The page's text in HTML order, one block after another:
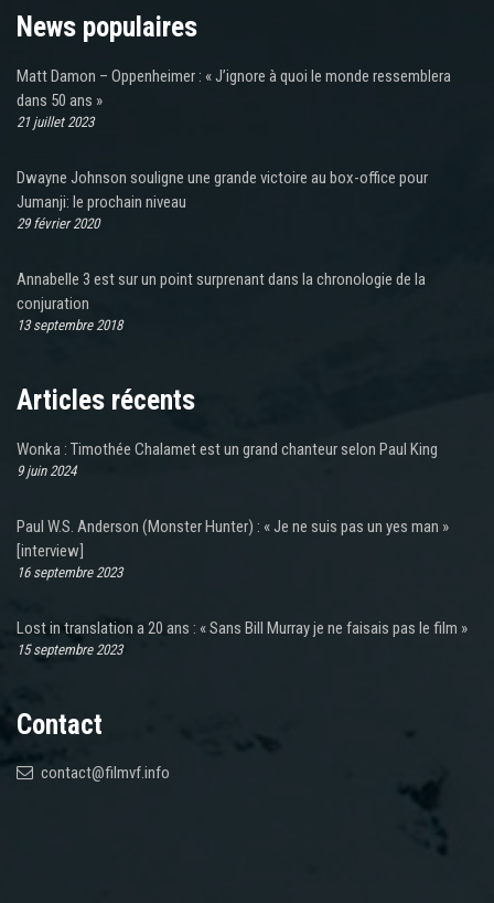
News populaires
Matt Damon – Oppenheimer : « J’ignore à quoi le monde ressemblera
dans 50 ans »
21 juillet 2023
Dwayne Johnson souligne une grande victoire au box-office pour
Jumanji: le prochain niveau
29 février 2020
Annabelle 3 est sur un point surprenant dans la chronologie de la
conjuration
13 septembre 2018
Articles récents
Wonka : Timothée Chalamet est un grand chanteur selon Paul King
9 juin 2024
Paul W.S. Anderson (Monster Hunter) : « Je ne suis pas un yes man »
[interview]
16 septembre 2023
Lost in translation a 20 ans : « Sans Bill Murray je ne faisais pas le film »
15 septembre 2023
Contact
contact@filmvf.info